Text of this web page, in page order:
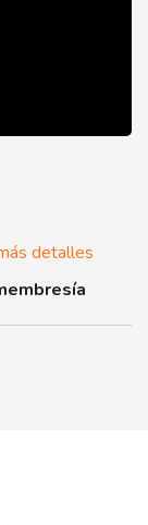
detalles